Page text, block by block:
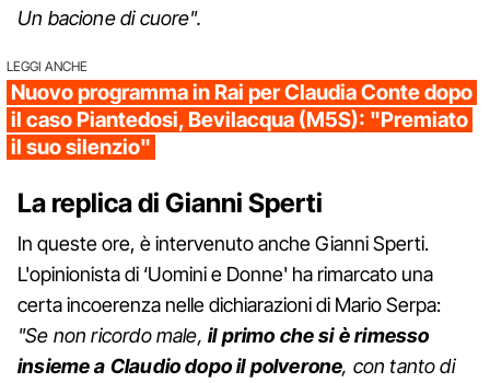
Un bacione di cuore".
LEGGI ANCHE
Nuovo programma in Rai per Claudia Conte dopo
il caso Piantedosi, Bevilacqua (M5S): "Premiato
il suo silenzio"
La replica di Gianni Sperti
In queste ore, è intervenuto anche Gianni Sperti.
L'opinionista di ‘Uomini e Donne' ha rimarcato una
certa incoerenza nelle dichiarazioni di Mario Serpa:
"Se non ricordo male, il primo che si è rimesso
insieme a Claudio dopo il polverone, con tanto di